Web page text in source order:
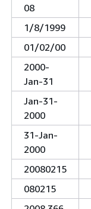
08
1/8/1999
01/02/00
2000-
Jan-31
Jan-31-
2000
31-Jan-
2000
20080215
080215